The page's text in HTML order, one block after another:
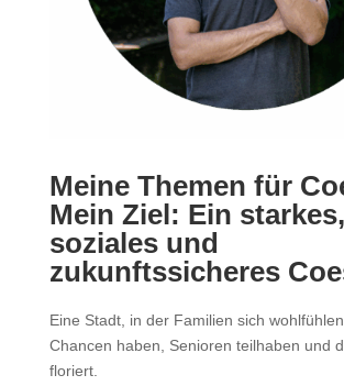
Meine Themen für
Mein Ziel: Ein starkes,
soziales und
zukunftssicheres
Eine Stadt, in der Familien sich
Chancen haben, Senioren teilhaben und
floriert.